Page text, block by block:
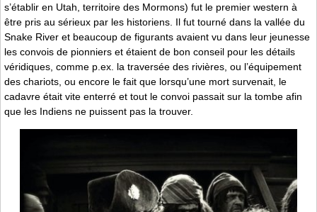
s’établir en Utah, territoire des Mormons) fut le premier western à
être pris au sérieux par les historiens. Il fut tourné dans la vallée du
Snake River et beaucoup de figurants avaient vu dans leur jeunesse
les convois de pionniers et étaient de bon conseil pour les détails
véridiques, comme p.ex. la traversée des rivières, ou l’équipement
des chariots, ou encore le fait que lorsqu’une mort survenait, le
cadavre était vite enterré et tout le convoi passait sur la tombe afin
que les Indiens ne puissent pas la trouver.